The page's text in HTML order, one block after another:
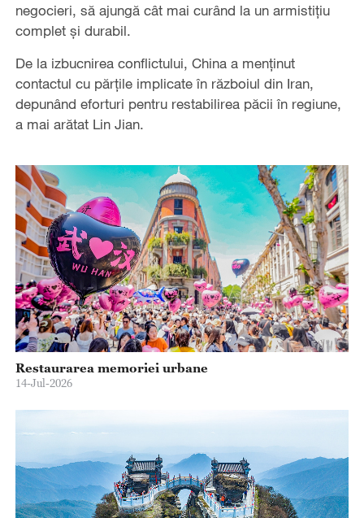
negocieri, să ajungă cât mai curând la un armistițiu
complet și durabil.
De la izbucnirea conflictului, China a menținut
contactul cu părțile implicate în războiul din Iran,
depunând eforturi pentru restabilirea păcii în regiune,
a mai arătat Lin Jian.
Restaurarea memoriei urbane
14-Jul-2026